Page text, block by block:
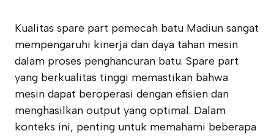
Kualitas spare part pemecah batu Madiun sangat
mempengaruhi kinerja dan daya tahan mesin
dalam proses penghancuran batu. Spare part
yang berkualitas tinggi memastikan bahwa
mesin dapat beroperasi dengan efisien dan
menghasilkan output yang optimal. Dalam
konteks ini, penting untuk memahami beberapa